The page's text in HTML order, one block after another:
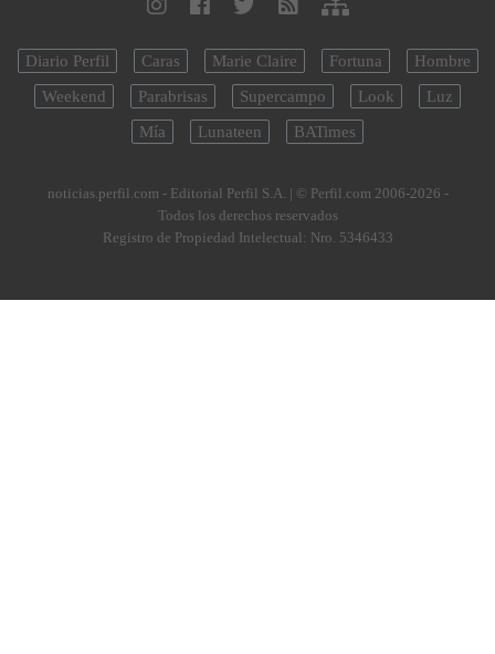
Diario Perfil Caras Marie Claire Fortuna
Hombre
Weekend
Parabrisas Supercampo Look
Luz
Mía
Lunateen BATimes
noticias.perfil.com - Editorial Perfil S.A. | © Perfil.com 2006-2026 -
Todos los derechos reservados
Registro de Propiedad Intelectual: Nro. 5346433